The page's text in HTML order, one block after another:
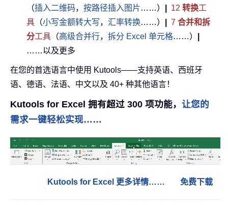
（插入二维码， 按路径插入图片……） 12 转换工
具 （小写金额转大写， 汇率转换……） 7 合并和拆
分工具 （高级合并行， 拆分 Excel 单元格……）
……以及更多
在您的首选语言中使用 Kutools——支持英语、西班牙
语、德语、法语、中文以及 40+ 种其他语言！
Kutools for Excel 拥有超过 300 项功能， 让您的
需求一键轻松实现……
Kutools for Excel 更多详情…… 免费下载